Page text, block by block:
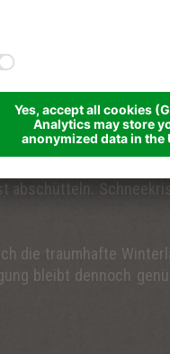
durch die
Bergen
abschütteln.
die traumhafte
bleibt dennoch